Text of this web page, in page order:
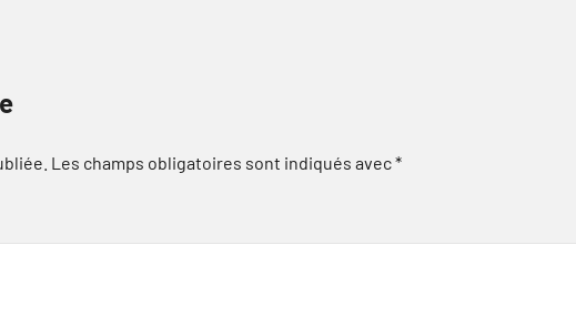
Les champs obligatoires sont indiqués avec*